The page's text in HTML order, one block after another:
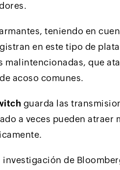
teniendo en
en este tipo de
malintencionadas, que
acoso comunes.
guarda las
a veces pueden atraer
investigación de